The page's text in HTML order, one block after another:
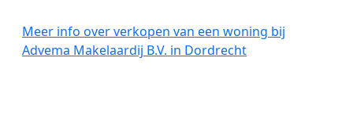
Meer info over verkopen van een woning bij
Advema Makelaardij B.V. in Dordrecht